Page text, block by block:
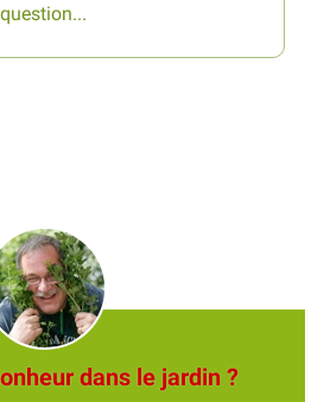
question...
dans le jardin ?